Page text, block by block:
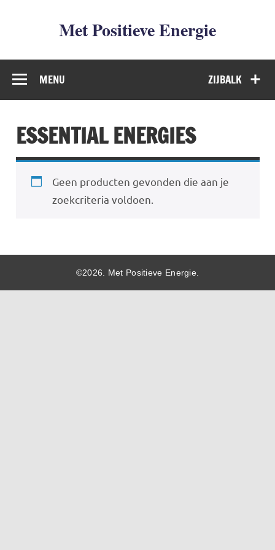
Met Positieve Energie
De weg naar Positief Leven
ZIJBALK
MENU
ESSENTIAL ENERGIES
Geen producten gevonden die aan je
zoekcriteria voldoen.